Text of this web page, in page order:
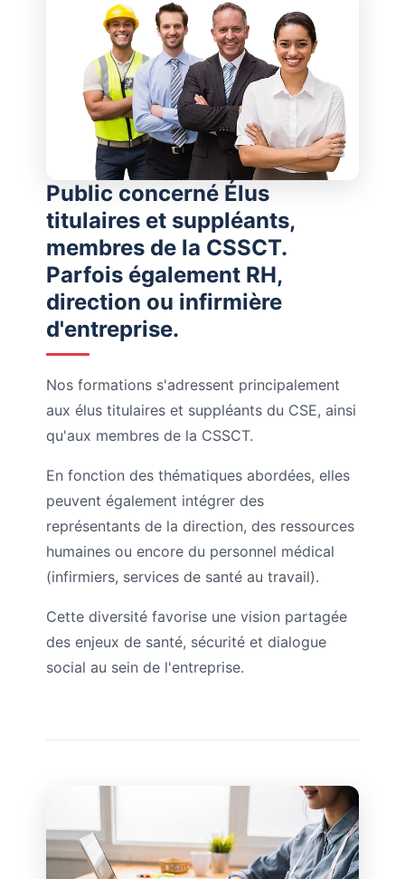
Public concerné Élus
titulaires et suppléants,
membres de la CSSCT.
Parfois également RH,
direction ou infirmière
d'entreprise.
Nos formations s'adressent principalement
aux élus titulaires et suppléants du CSE, ainsi
qu'aux membres de la CSSCT.
En fonction des thématiques abordées, elles
peuvent également intégrer des
représentants de la direction, des ressources
humaines ou encore du personnel médical
(infirmiers, services de santé au travail).
Cette diversité favorise une vision partagée
des enjeux de santé, sécurité et dialogue
social au sein de l'entreprise.